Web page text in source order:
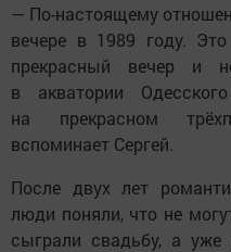
— По-настоящему
вечере в 1989 году.
прекрасный вечер и
в акватории
на прекрасном
вспоминает Сергей.
После двух лет
люди поняли, что не
сыграли свадьбу, а